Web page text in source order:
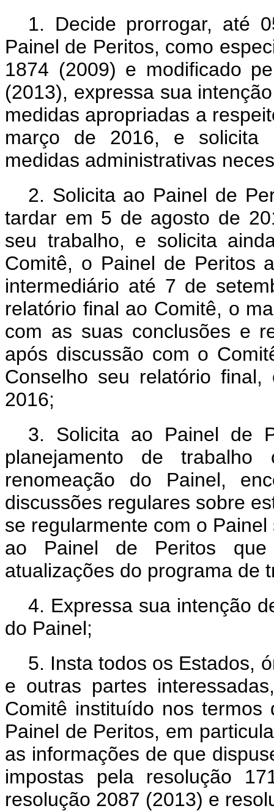
1. Decide prorrogar, até
Painel de Peritos, como
1874 (2009) e modificado
(2013), expressa sua
medidas apropriadas a
março de 2016, e solicita
medidas administrativas
2. Solicita ao Painel de
tardar em 5 de agosto de
seu trabalho, e solicita
Comitê, o Painel de Peritos
intermediário até 7 de
relatório final ao Comitê, o
com as suas conclusões e
após discussão com o
Conselho seu relatório
2016;
3. Solicita ao Painel de
planejamento de
renomeação do Painel,
discussões regulares sobre
se regularmente com o
ao Painel de Peritos que
atualizações do programa de
4. Expressa sua intenção
do Painel;
5. Insta todos os Estados,
e outras partes
Comitê instituído nos
Painel de Peritos, em
as informações de que
impostas pela resolução
resolução 2087 (2013) e